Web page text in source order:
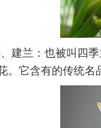
兰：也被叫四季
。它含有的传统名